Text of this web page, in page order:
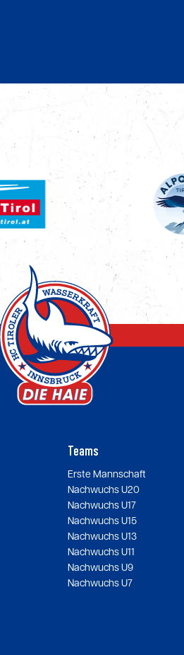
Teams
Erste Mannschaft
Nachwuchs U20
Nachwuchs U17
Nachwuchs U15
Nachwuchs U13
Nachwuchs U11
Nachwuchs U9
Nachwuchs U7